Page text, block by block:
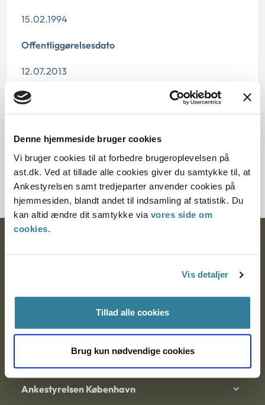
Denne hjemmeside bruger cookies
Vi bruger cookies til at forbedre brugeroplevelsen på
ast.dk. Ved at tillade alle cookies giver du samtykke til, at
Ankestyrelsen samt tredjeparter anvender cookies på
hjemmesiden, blandt andet til indsamling af statistik. Du
kan altid ændre dit samtykke via vores side om
cookies.
Vis detaljer
Tillad alle cookies
Brug kun nødvendige cookies
15.02.1994
Offentliggørelsesdato
12.07.2013
Paragraf
20364-93
Nytorv 7, 2. sal
Ankestyrelsen Aalborg
Ankestyrelsen København